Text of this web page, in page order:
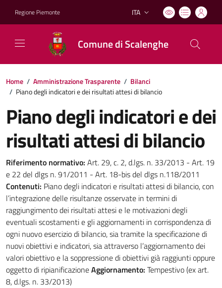
Regione Piemonte Lingua attiva:
ITA
Comune di Scalenghe
Home / Amministrazione Trasparente / Bilanci
/ Piano degli indicatori e dei risultati attesi di bilancio
Piano degli indicatori e dei
risultati attesi di bilancio
Riferimento normativo: Art. 29, c. 2, d.lgs. n. 33/2013 - Art. 19
e 22 del dlgs n. 91/2011 - Art. 18-bis del dlgs n.118/2011
Contenuti: Piano degli indicatori e risultati attesi di bilancio, con
l’integrazione delle risultanze osservate in termini di
raggiungimento dei risultati attesi e le motivazioni degli
eventuali scostamenti e gli aggiornamenti in corrispondenza di
ogni nuovo esercizio di bilancio, sia tramite la specificazione di
nuovi obiettivi e indicatori, sia attraverso l’aggiornamento dei
valori obiettivo e la soppressione di obiettivi già raggiunti oppure
oggetto di ripianificazioneAggiornamento: Tempestivo (ex art.
8, d.lgs. n. 33/2013)